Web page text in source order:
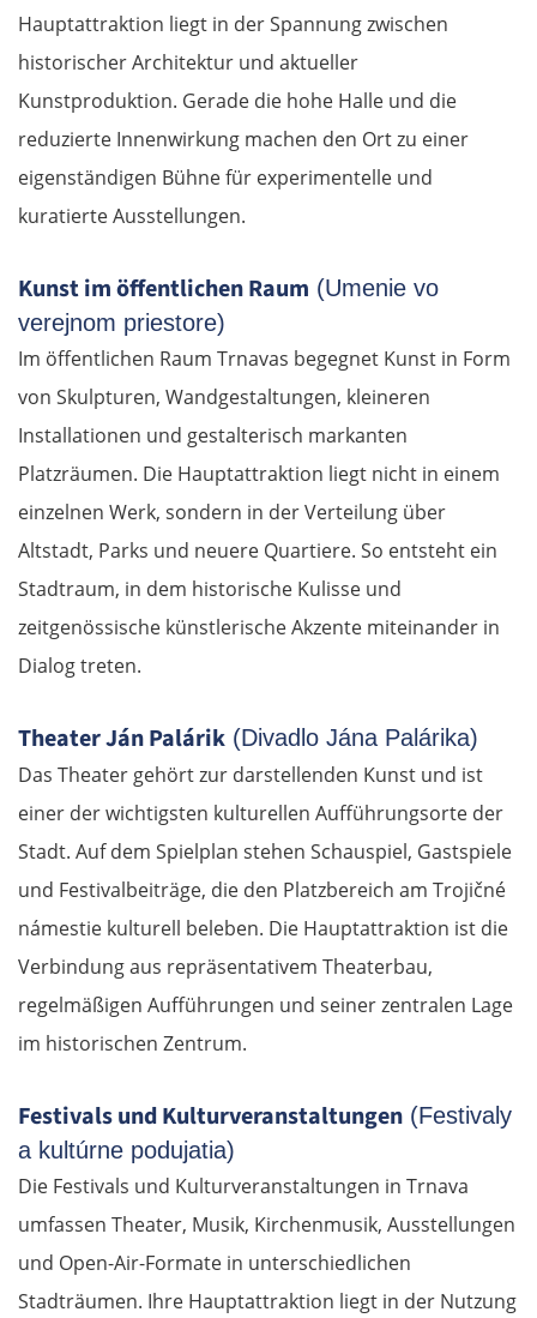
Hauptattraktion liegt in der Spannung zwischen
historischer Architektur und aktueller
Kunstproduktion. Gerade die hohe Halle und die
reduzierte Innenwirkung machen den Ort zu einer
eigenständigen Bühne für experimentelle und
kuratierte Ausstellungen.
Kunst im öffentlichen Raum (Umenie vo
verejnom priestore)
Im öffentlichen Raum Trnavas begegnet Kunst in Form
von Skulpturen, Wandgestaltungen, kleineren
Installationen und gestalterisch markanten
Platzräumen. Die Hauptattraktion liegt nicht in einem
einzelnen Werk, sondern in der Verteilung über
Altstadt, Parks und neuere Quartiere. So entsteht ein
Stadtraum, in dem historische Kulisse und
zeitgenössische künstlerische Akzente miteinander in
Dialog treten.
Theater Ján Palárik (Divadlo Jána Palárika)
Das Theater gehört zur darstellenden Kunst und ist
einer der wichtigsten kulturellen Aufführungsorte der
Stadt. Auf dem Spielplan stehen Schauspiel, Gastspiele
und Festivalbeiträge, die den Platzbereich am Trojičné
námestie kulturell beleben. Die Hauptattraktion ist die
Verbindung aus repräsentativem Theaterbau,
regelmäßigen Aufführungen und seiner zentralen Lage
im historischen Zentrum.
Festivals und Kulturveranstaltungen (Festivaly
a kultúrne podujatia)
Die Festivals und Kulturveranstaltungen in Trnava
umfassen Theater, Musik, Kirchenmusik, Ausstellungen
und Open-Air-Formate in unterschiedlichen
Stadträumen. Ihre Hauptattraktion liegt in der Nutzung